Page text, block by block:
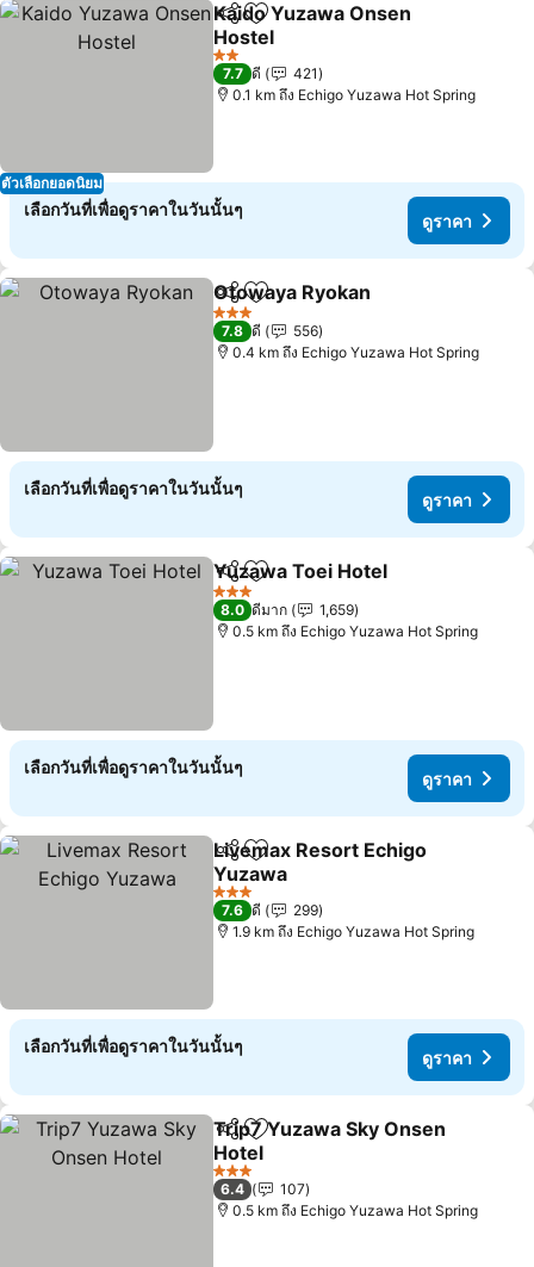
ตัวเลือกยอดนิยม
แชร์ เพิ่มในรายการโปรด
Kaido Yuzawa Onsen
Hostel
ดูราคา
2 ดาว
7.7 ดี
421
0.1 km ถึง Echigo Yuzawa Hot Spring
เลือกวันที่เพื่อดูราคาในวันนั้นๆ
ดูราคา
แชร์ เพิ่มในรายการโปรด
Otowaya Ryokan
3 ดาว
7.8 ดี
556
0.4 km ถึง Echigo Yuzawa Hot Spring
เลือกวันที่เพื่อดูราคาในวันนั้นๆ
ดูราคา
แชร์ เพิ่มในรายการโปรด
Yuzawa Toei Hotel
3 ดาว
8.0 ดีมาก
1,659
0.5 km ถึง Echigo Yuzawa Hot Spring
เลือกวันที่เพื่อดูราคาในวันนั้นๆ
ดูราคา
แชร์ เพิ่มในรายการโปรด
Livemax Resort Echigo
Yuzawa
ดูราคา
3 ดาว
7.6 ดี
299
1.9 km ถึง Echigo Yuzawa Hot Spring
เลือกวันที่เพื่อดูราคาในวันนั้นๆ
ดูราคา
แชร์ เพิ่มในรายการโปรด
Trip7 Yuzawa Sky Onsen
Hotel
ดูราคา
3 ดาว
6.4
107
0.5 km ถึง Echigo Yuzawa Hot Spring